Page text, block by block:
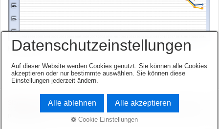
Marktanteile
Kontakt
Impressum
Website erstellt mit zeta-
Datenschutzeinstellungen
Auf dieser Website werden Cookies genutzt. Sie können alle Cookies
akzeptieren oder nur bestimmte auswählen. Sie können diese
Einstellungen jederzeit ändern.
Alle ablehnen Alle akzeptieren
Cookie-Einstellungen